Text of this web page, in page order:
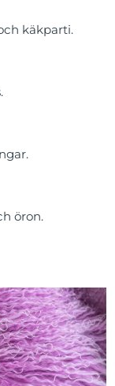
käkparti.
öron.